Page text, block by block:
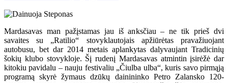
Mardasavas man pažįstamas jau iš anksčiau – ne tik prieš dvi
savaites su „Ratilio“ stovyklautojais apžiūrėtas pravažiuojant
autobusu, bet dar 2014 metais aplankytas dalyvaujant Tradicinių
šokių klubo stovykloje. Šį rudenį Mardasavas atmintin įsirėžė dar
kitokiu pavidalu – nauju festivaliu „Čiulba ulba“, kuris savo pirmąją
programą skyrė žymaus dzūkų dainininko Petro Zalansko 120-